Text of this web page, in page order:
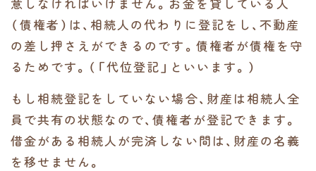
（債権者）は、相続人の代わりに登記をし、不動産
の差し押さえができるのです。債権者が債権を守
るためです。（「代位登記」といいます。）
もし相続登記をしていない場合、財産は相続人全
員で共有の状態なので、債権者が登記できます。
借金がある相続人が完済しない間は、財産の名義
を移せません。